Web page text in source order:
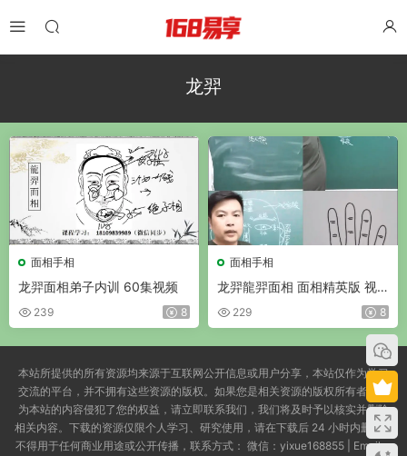
龙羿
面相手相
龙羿面相弟子内训 60集视频
239 8
面相手相
龙羿龍羿面相 面相精英版 视
频30集
229 8
本站所提供的所有资源均来源于互联网公开信息或用户分享，本站仅作为学习
交流的平台，并不拥有这些资源的版权。如果您是相关资源的版权所有者，认
为本站的内容侵犯了您的权益，请立即联系我们，我们将及时予以核实并删除
相关内容。下载的资源仅限个人学习、研究使用，请在下载后 24 小时内删除，
不得用于任何商业用途或公开传播，联系方式： 微信：yixue168855 | Email：